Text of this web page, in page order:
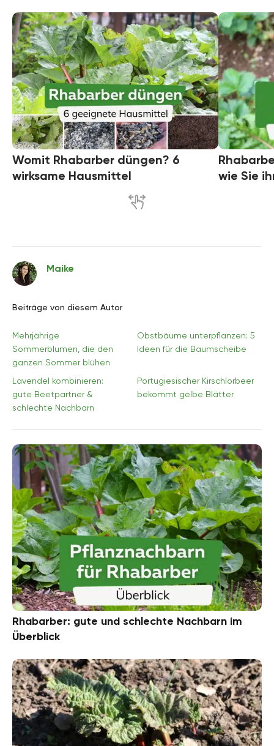
Womit Rhabarber düngen? 6
wirksame Hausmittel
wie Sie
Maike
Beiträge von diesem Autor
Mehrjährige
Sommerblumen, die den
ganzen Sommer blühen
Obstbäume unterpflanzen: 5
Ideen für die Baumscheibe
Lavendel kombinieren:
gute Beetpartner &
schlechte Nachbarn
Portugiesischer Kirschlorbeer
bekommt gelbe Blätter
Rhabarber: gute und schlechte Nachbarn im
Überblick